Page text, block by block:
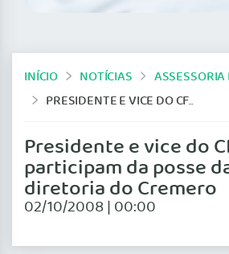
INÍCIO NOTÍCIAS
PRESIDENTE E VICE DO CFM PARTICIPAM DA POSSE DA NOVA DIRETORIA DO CREMERO
Presidente e vice do
participam da posse
diretoria do Cremero
02/10/2008 | 00:00